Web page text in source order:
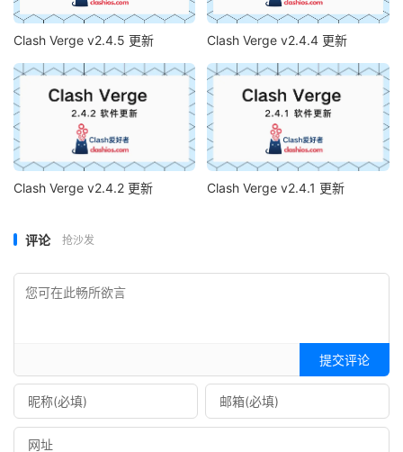
Clash Verge v2.4.5 更新 Clash Verge v2.4.4 更新
Clash Verge v2.4.2 更新 Clash Verge v2.4.1 更新
评论 抢沙发
提交评论